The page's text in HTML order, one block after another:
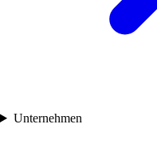
Unternehmen